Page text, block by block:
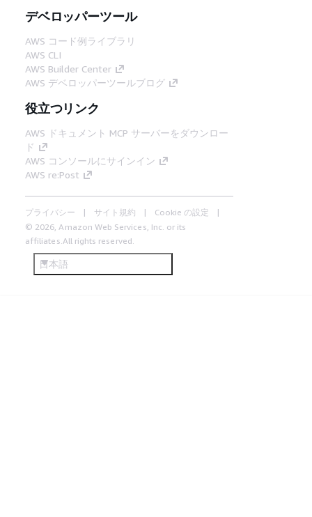
デベロッパーツール
AWS コード例ライブラリ
AWS CLI
AWS Builder Center
AWS デベロッパーツールブログ
役立つリンク
AWS ドキュメント MCP サーバーをダウンロー
ド
AWS コンソールにサインイン
AWS re:Post
プライバシー サイト規約
Cookie の設定
© 2026, Amazon Web Services, Inc. or its
affiliates.All rights reserved.
日本語